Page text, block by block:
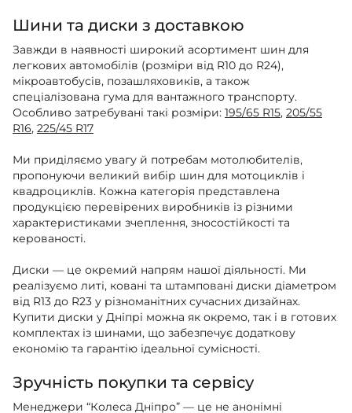
Шини та диски з доставкою
Завжди в наявності широкий асортимент шин для
легкових автомобілів (розміри від R10 до R24),
мікроавтобусів, позашляховиків, а також
спеціалізована гума для вантажного транспорту.
Особливо затребувані такі розміри: 195/65 R15, 205/55
R16, 225/45 R17
Ми приділяємо увагу й потребам мотолюбителів,
пропонуючи великий вибір шин для мотоциклів і
квадроциклів. Кожна категорія представлена
продукцією перевірених виробників із різними
характеристиками зчеплення, зносостійкості та
керованості.
Диски — це окремий напрям нашої діяльності. Ми
реалізуємо литі, ковані та штамповані диски діаметром
від R13 до R23 у різноманітних сучасних дизайнах.
Купити диски у Дніпрі можна як окремо, так і в готових
комплектах із шинами, що забезпечує додаткову
економію та гарантію ідеальної сумісності.
Зручність покупки та сервісу
Менеджери “Колеса Дніпро” — це не анонімні